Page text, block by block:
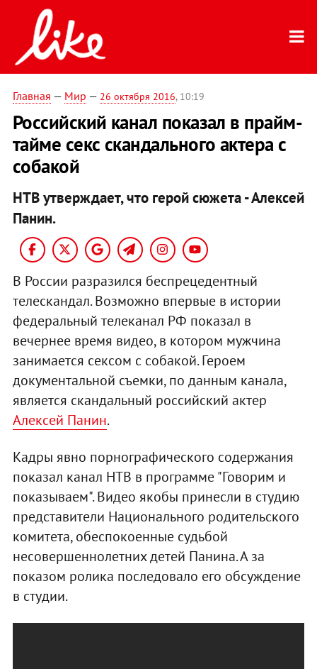
Главная — Мир — 26 октября 2016, 10:19
Российский канал показал в прайм-
тайме секс скандального актера с
собакой
НТВ утверждает, что герой сюжета - Алексей
Панин.
В России разразился беспрецедентный
телескандал. Возможно впервые в истории
федеральный телеканал РФ показал в
вечернее время видео, в котором мужчина
занимается сексом с собакой. Героем
документальной съемки, по данным канала,
является скандальный российский актер
Алексей Панин.
Кадры явно порнографического содержания
показал канал НТВ в программе "Говорим и
показываем". Видео якобы принесли в студию
представители Национального родительского
комитета, обеспокоенные судьбой
несовершеннолетних детей Панина. А за
показом ролика последовало его обсуждение
в студии.